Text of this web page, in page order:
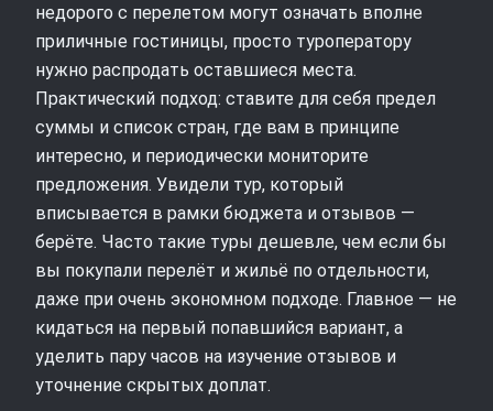
недорого с перелетом могут означать вполне
приличные гостиницы, просто туроператору
нужно распродать оставшиеся места.
Практический подход: ставите для себя предел
суммы и список стран, где вам в принципе
интересно, и периодически мониторите
предложения. Увидели тур, который
вписывается в рамки бюджета и отзывов —
берёте. Часто такие туры дешевле, чем если бы
вы покупали перелёт и жильё по отдельности,
даже при очень экономном подходе. Главное — не
кидаться на первый попавшийся вариант, а
уделить пару часов на изучение отзывов и
уточнение скрытых доплат.